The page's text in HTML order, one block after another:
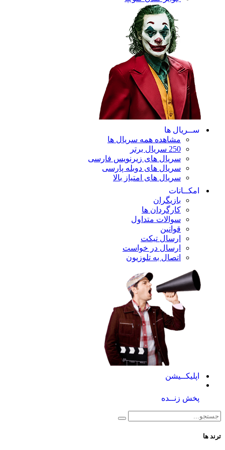
ها
مشاهده همه سریال ها
سریال های زیرنویس فارسی
سریال های دوبله پارسی
سریال های امتیاز بالا
کارگردان ها
سوالات متداول
ارسال تیکت
ارسال در خواست
اتصال به تلوزیون
زنــده